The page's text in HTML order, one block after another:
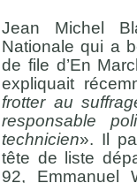
Jean Michel
Nationale qui a
de file d’En
expliquait
frotter au
responsable
technicien». Il
tête de liste
92, Emmanuel